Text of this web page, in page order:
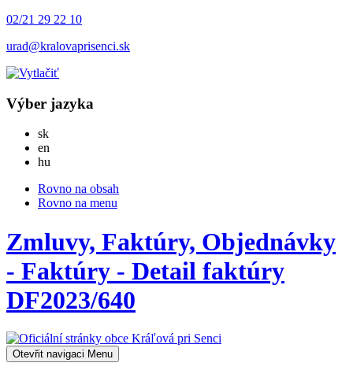
02/21 29 22 10
urad@kralovaprisenci.sk
Výber jazyka
skSlovensky
en
hu
Rovno na obsah
Rovno na menu
Zmluvy, Faktúry, Objednávky
- Faktúry - Detail faktúry
DF2023/640
Otevřit navigaci Menu